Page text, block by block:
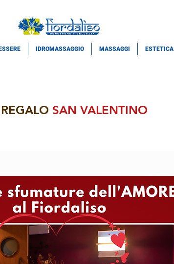
IDROMASSAGGIO MASSAGGI ESTETICA
SAN VALENTINO